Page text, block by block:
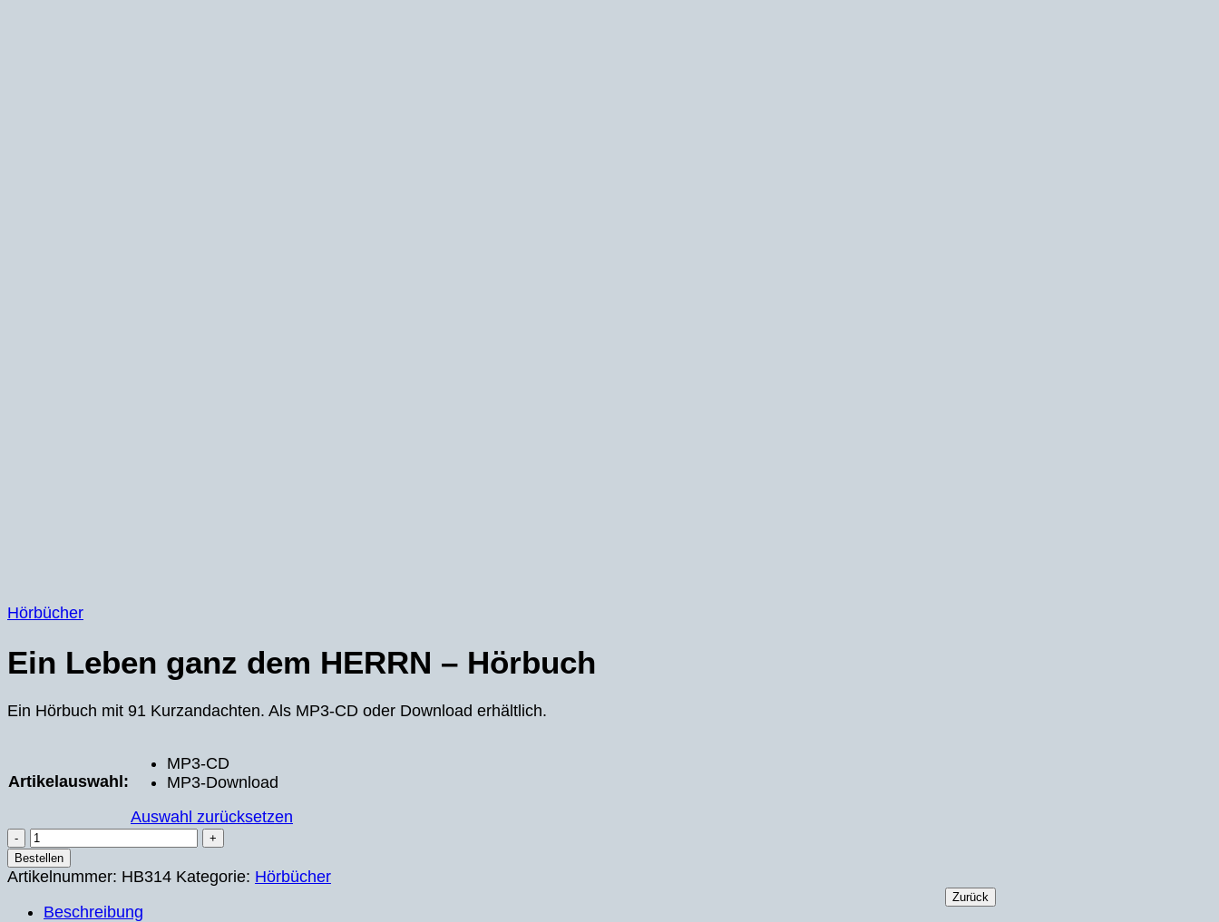
Hörbücher
Ein Leben ganz dem HERRN – Hörbuch
Ein Hörbuch mit 91 Kurzandachten. Als MP3-CD oder Download erhältlich.
Artikelauswahl:
MP3-CD
MP3-Download
Auswahl zurücksetzen
Ein
Leben
ganz
HERRN
Bestellen
Artikelnummer: HB314 Kategorie: Hörbücher
Zurück
Beschreibung